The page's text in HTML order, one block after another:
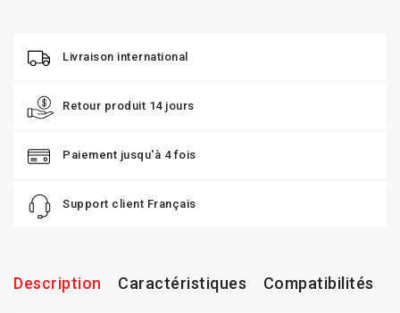
Livraison international
Retour produit 14 jours
Paiement jusqu'à 4 fois
Support client Français
Description Caractéristiques Compatibilités